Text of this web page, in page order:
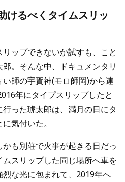
けるべくタイムスリッ
ップできないか試すも、こと
。そんな中、ドキュメンタリ
師の宇賀神(モロ師岡)から連
年にタイプスリップしたと
った琥太郎は、満月の日にタ
気付いた。
も別荘で火事が起きる日だっ
スリップした同じ場所へ車を
な光に包まれて、2019年へ